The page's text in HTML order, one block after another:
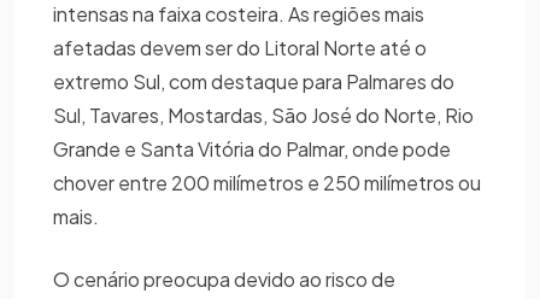
intensas na faixa costeira. As regiões mais
afetadas devem ser do Litoral Norte até o
extremo Sul, com destaque para Palmares do
Sul, Tavares, Mostardas, São José do Norte, Rio
Grande e Santa Vitória do Palmar, onde pode
chover entre 200 milímetros e 250 milímetros ou
mais.
O cenário preocupa devido ao risco de